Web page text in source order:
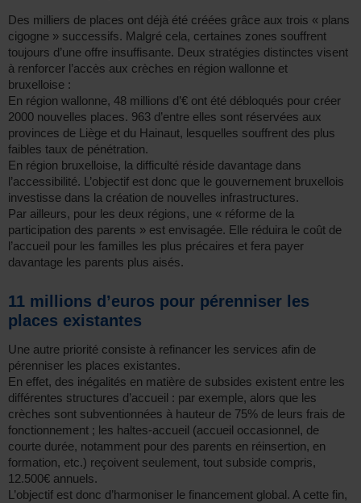
Des milliers de places ont déjà été créées grâce aux trois « plans
cigogne » successifs. Malgré cela, certaines zones souffrent
toujours d’une offre insuffisante. Deux stratégies distinctes visent
à renforcer l’accès aux crèches en région wallonne et
bruxelloise :
En région wallonne, 48 millions d’€ ont été débloqués pour créer
2000 nouvelles places. 963 d’entre elles sont réservées aux
provinces de Liège et du Hainaut, lesquelles souffrent des plus
faibles taux de pénétration.
En région bruxelloise, la difficulté réside davantage dans
l’accessibilité. L’objectif est donc que le gouvernement bruxellois
investisse dans la création de nouvelles infrastructures.
Par ailleurs, pour les deux régions, une « réforme de la
participation des parents » est envisagée. Elle réduira le coût de
l’accueil pour les familles les plus précaires et fera payer
davantage les parents plus aisés.
11 millions d’euros pour pérenniser les
places existantes
Une autre priorité consiste à refinancer les services afin de
pérenniser les places existantes.
En effet, des inégalités en matière de subsides existent entre les
différentes structures d’accueil : par exemple, alors que les
crèches sont subventionnées à hauteur de 75% de leurs frais de
fonctionnement ; les haltes-accueil (accueil occasionnel, de
courte durée, notamment pour des parents en réinsertion, en
formation, etc.) reçoivent seulement, tout subside compris,
12.500€ annuels.
L’objectif est donc d’harmoniser le financement global. A cette fin,